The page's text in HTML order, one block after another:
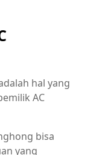
hal yang
AC
bisa
yang